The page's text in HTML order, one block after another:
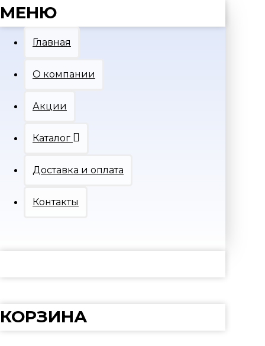
МЕНЮ
Главная
О компании
Акции
Каталог
Доставка и оплата
Контакты
КОРЗИНА